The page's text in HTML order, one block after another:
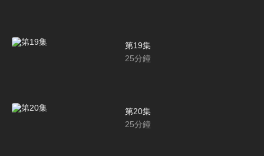
第19集
25分鐘
第20集
25分鐘